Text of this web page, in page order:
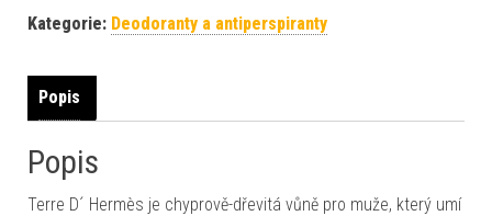
Kategorie: Deodoranty a antiperspiranty
Popis
Popis
Terre D´ Hermès je chyprově-dřevitá vůně pro muže, který umí